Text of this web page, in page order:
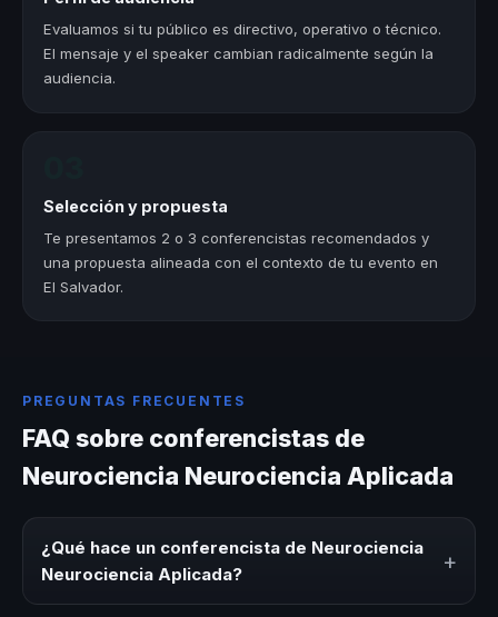
Evaluamos si tu público es directivo, operativo o técnico.
El mensaje y el speaker cambian radicalmente según la
audiencia.
Selección y propuesta
Te presentamos 2 o 3 conferencistas recomendados y
una propuesta alineada con el contexto de tu evento en
El Salvador.
PREGUNTAS FRECUENTES
FAQ sobre conferencistas de
Neurociencia Neurociencia Aplicada
¿Qué hace un conferencista de Neurociencia
Neurociencia Aplicada?
+